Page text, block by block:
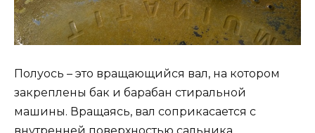
Полуось – это вращающийся вал, на котором
закреплены бак и барабан стиральной
машины. Вращаясь, вал соприкасается с